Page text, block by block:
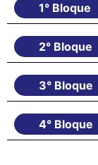
1° Bloque
2° Bloque
3° Bloque
4° Bloque